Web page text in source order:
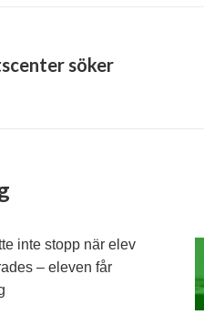
söker
inte stopp när elev
– eleven får